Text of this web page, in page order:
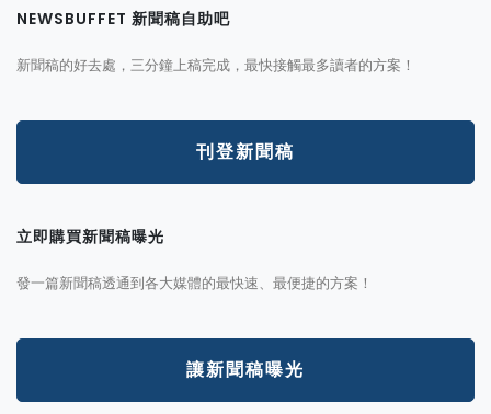
NEWSBUFFET 新聞稿自助吧
新聞稿的好去處，三分鐘上稿完成，最快接觸最多讀者的方案！
刊登新聞稿
立即購買新聞稿曝光
發一篇新聞稿透通到各大媒體的最快速、最便捷的方案！
讓新聞稿曝光